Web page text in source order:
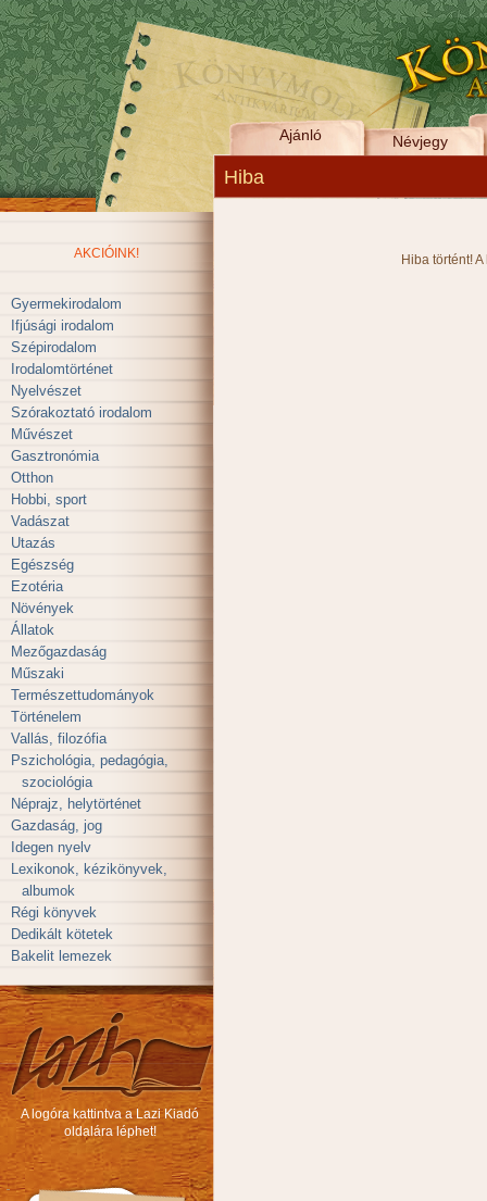
Ajánló Névjegy
Hiba
AKCIÓINK!
Gyermekirodalom
Ifjúsági irodalom
Szépirodalom
Irodalomtörténet
Nyelvészet
Szórakoztató irodalom
Művészet
Gasztronómia
Otthon
Hobbi, sport
Vadászat
Utazás
Egészség
Ezotéria
Növények
Állatok
Mezőgazdaság
Műszaki
Természettudományok
Történelem
Vallás, filozófia
Pszichológia, pedagógia,
szociológia
Néprajz, helytörténet
Gazdaság, jog
Idegen nyelv
Lexikonok, kézikönyvek,
albumok
Régi könyvek
Dedikált kötetek
Bakelit lemezek
A logóra kattintva a Lazi Kiadó
oldalára léphet!
Hiba történt!